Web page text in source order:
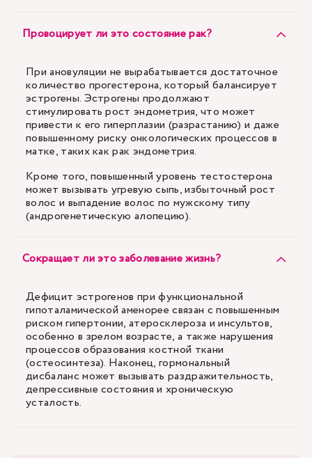
Провоцирует ли это состояние рак?
При ановуляции не вырабатывается достаточное
количество прогестерона, который балансирует
эстрогены. Эстрогены продолжают
стимулировать рост эндометрия, что может
привести к его гиперплазии (разрастанию) и даже
повышенному риску онкологических процессов в
матке, таких как рак эндометрия.
Кроме того, повышенный уровень тестостерона
может вызывать угревую сыпь, избыточный рост
волос и выпадение волос по мужскому типу
(андрогенетическую алопецию).
Сокращает ли это заболевание жизнь?
Дефицит эстрогенов при функциональной
гипоталамической аменорее связан с повышенным
риском гипертонии, атеросклероза и инсультов,
особенно в зрелом возрасте, а также нарушения
процессов образования костной ткани
(остеосинтеза). Наконец, гормональный
дисбаланс может вызывать раздражительность,
депрессивные состояния и хроническую
усталость.